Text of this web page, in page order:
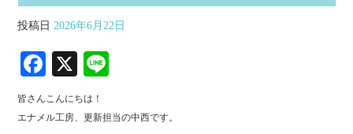
投稿日 2026年6月22日
Fa
ce
bo
X
皆さんこんにちは！
エナメル工房、更新担当の中西です。